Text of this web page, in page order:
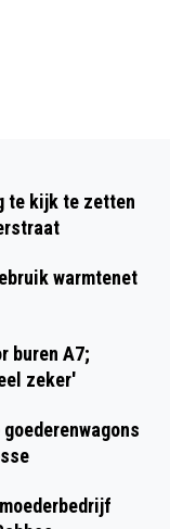
DIT
GEDAALD
te kijk te zetten
warmtenet
buren A7;
zeker'